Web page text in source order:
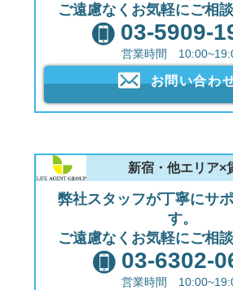
ご遠慮なくお気軽にご相談
03-5909-
営業時間
お問い合わ
新宿・他エリア×
弊社スタッフが丁寧にサ
す。
ご遠慮なくお気軽にご相談
03-6302-
営業時間